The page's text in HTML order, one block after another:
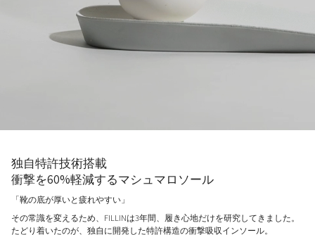
独自特許技術搭載
衝撃を60%軽減するマシュマロソール
「靴の底が厚いと疲れやすい」
その常識を変えるため、FILLINは3年間、履き心地だけを研究してきました。
たどり着いたのが、独自に開発した特許構造の衝撃吸収インソール。